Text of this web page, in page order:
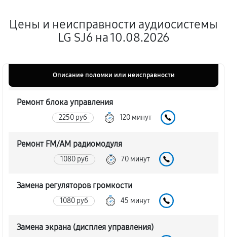
Цены и неисправности аудиосистемы
LG SJ6 на 10.08.2026
Описание поломки или неисправности
Ремонт блока управления
2250 руб 120 минут
Ремонт FM/AM радиомодуля
1080 руб 70 минут
Замена регуляторов громкости
1080 руб 45 минут
Замена экрана (дисплея управления)